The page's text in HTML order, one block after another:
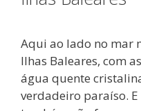
Aqui ao lado no mar
Ilhas Baleares, com
água quente
verdadeiro paraíso.